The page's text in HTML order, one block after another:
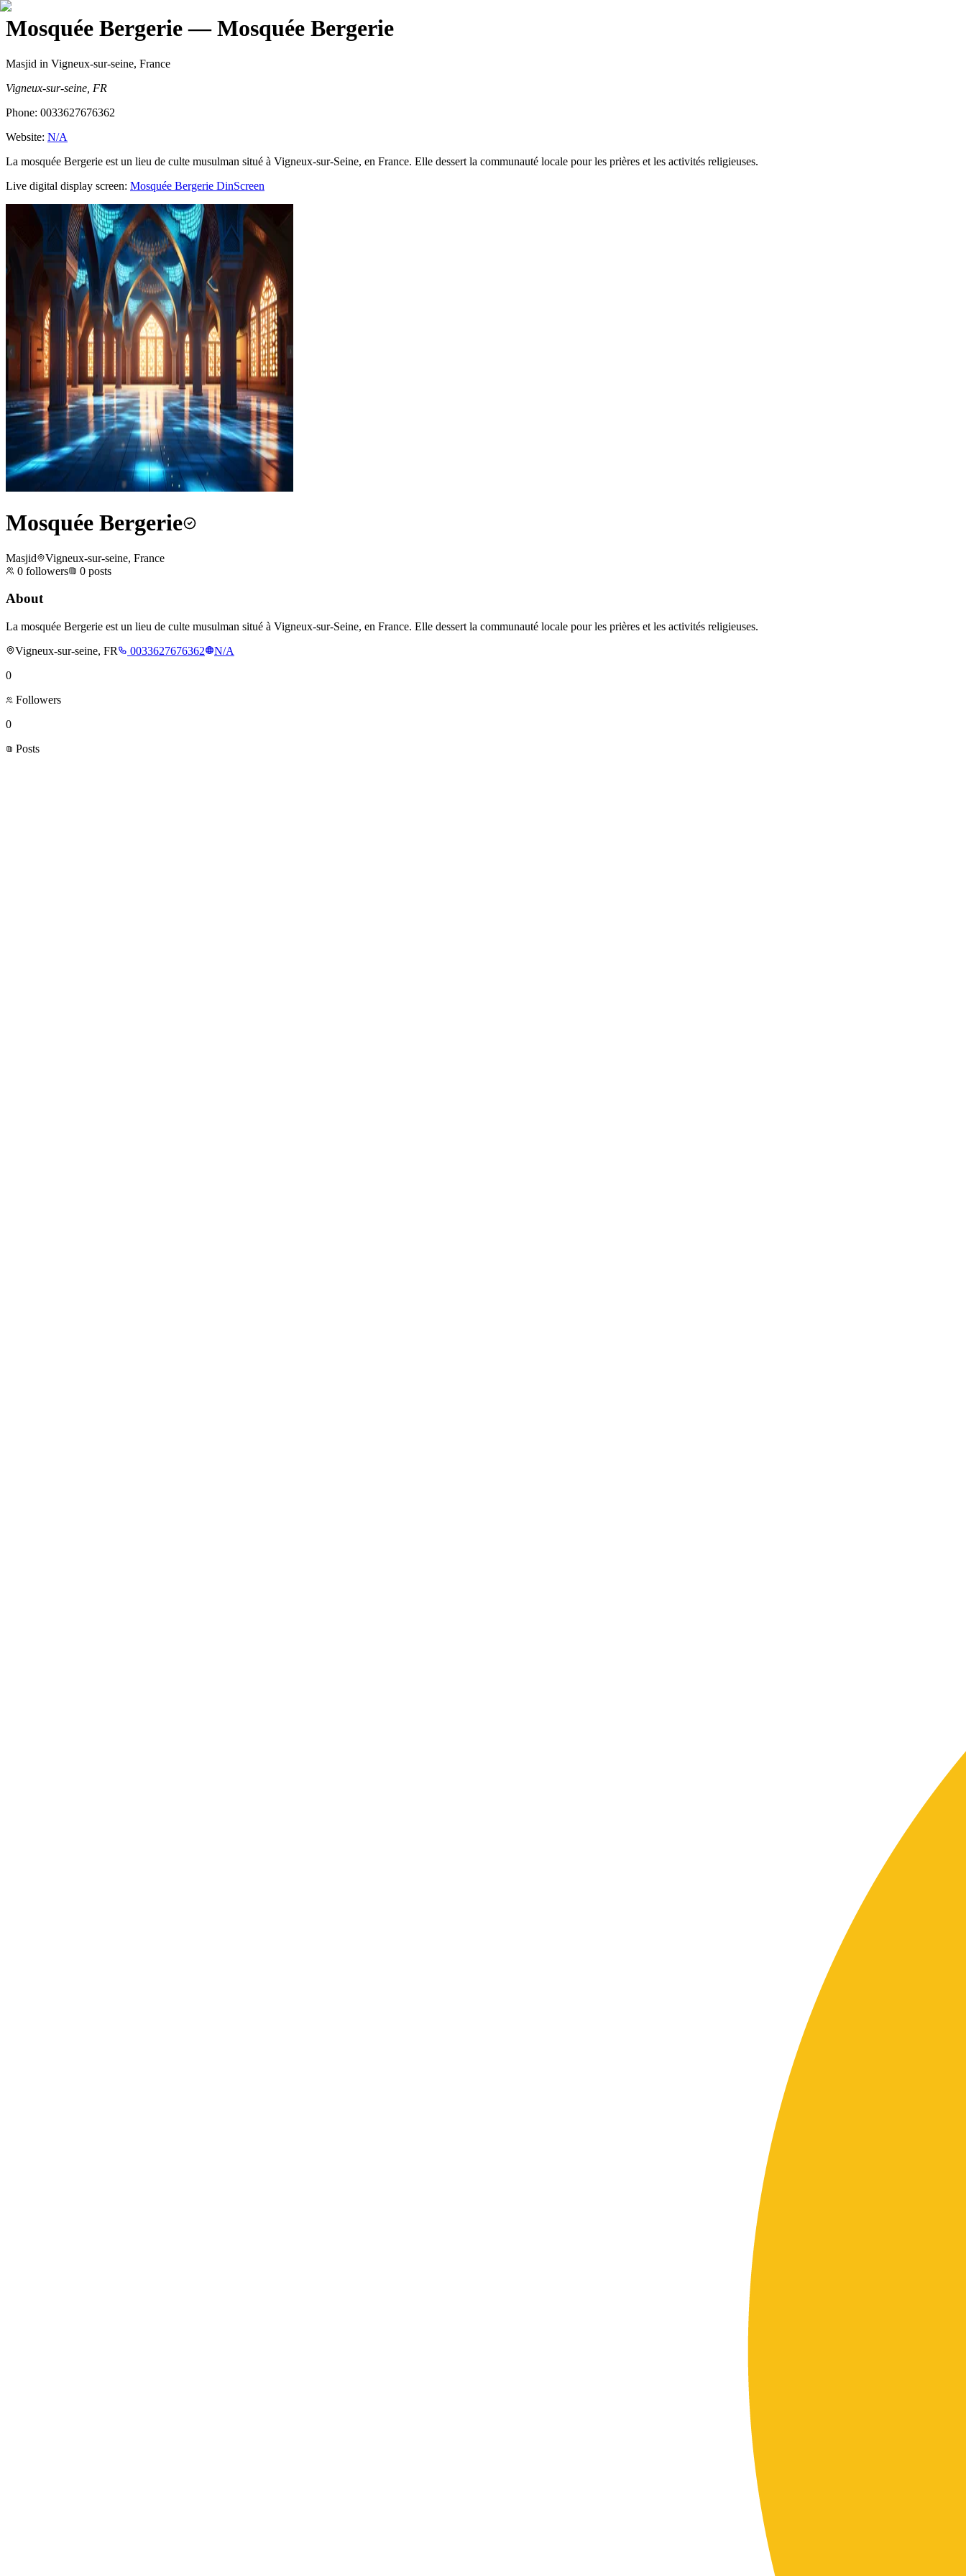
Mosquée Bergerie— Mosquée Bergerie
Masjid in Vigneux-sur-seine, France
Vigneux-sur-seine, FR
Phone: 0033627676362
Website: N/A
La mosquée Bergerie est un lieu de culte musulman situé à Vigneux-sur-Seine, en France. Elle dessert la communauté locale pour les prières et les activités religieuses.
Live digital display screen: Mosquée Bergerie DinScreen
Mosquée Bergerie
Masjid
Vigneux-sur-seine, France
0 followers 0 posts
About
La mosquée Bergerie est un lieu de culte musulman situé à Vigneux-sur-Seine, en France. Elle dessert la communauté locale pour les prières et les activités religieuses.
Vigneux-sur-seine, FR
0033627676362
N/A
0
Followers
0
Posts